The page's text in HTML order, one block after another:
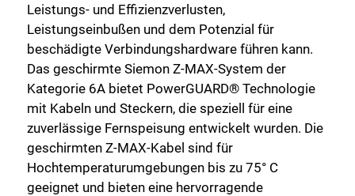
Leistungs- und Effizienzverlusten,
Leistungseinbußen und dem Potenzial für
beschädigte Verbindungshardware führen kann.
Das geschirmte Siemon Z-MAX-System der
Kategorie 6A bietet PowerGUARD® Technologie
mit Kabeln und Steckern, die speziell für eine
zuverlässige Fernspeisung entwickelt wurden. Die
geschirmten Z-MAX-Kabel sind für
Hochtemperaturumgebungen bis zu 75° C
geeignet und bieten eine hervorragende